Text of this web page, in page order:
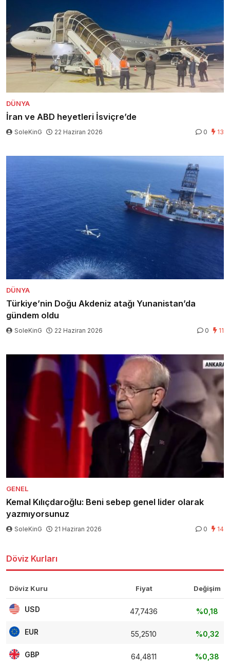
DÜNYA
İran ve ABD heyetleri İsviçre’de
SoleKinG 22 Haziran 2026 0 13
DÜNYA
Türkiye’nin Doğu Akdeniz atağı Yunanistan’da
gündem oldu
SoleKinG 22 Haziran 2026 0 11
GENEL
Kemal Kılıçdaroğlu: Beni sebep genel lider olarak
yazmıyorsunuz
SoleKinG 21 Haziran 2026 0 14
Döviz Kurları
Döviz Kuru Fiyat Değişim
USD 47,7436 %0,18
EUR 55,2510 %0,32
GBP 64,4811 %0,38